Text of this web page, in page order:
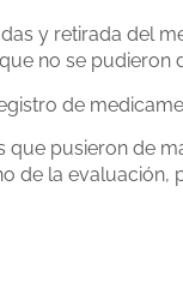
y retirada del
no se
de
pusieron de
de la